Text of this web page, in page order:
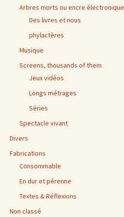
Arbres morts ou encre électronique
Des livres et nous
phylactères
Musique
Screens, thousands of them
Jeux vidéos
Longs métrages
Séries
Spectacle vivant
Divers
Fabrications
Consommable
En dur et pérenne
Textes & Réflexions
Non classé